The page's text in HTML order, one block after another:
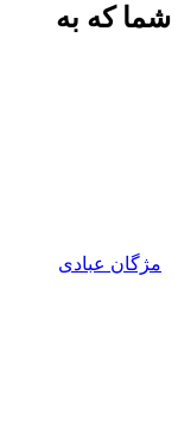
شما که به
مژگان عبادی